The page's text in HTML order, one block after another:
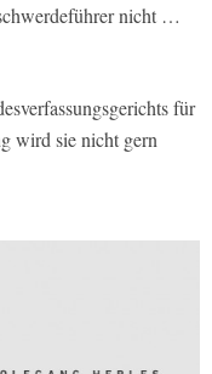
nicht …
für
wird sie nicht gern